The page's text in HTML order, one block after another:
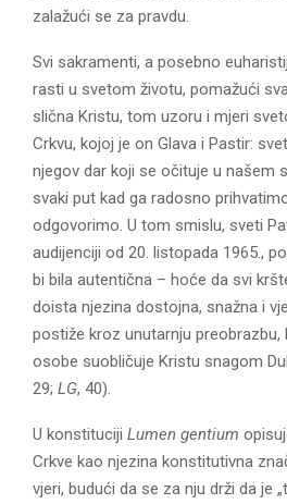
zalažući se za pravdu.
Svi sakramenti, a posebno
rasti u svetom životu, pomažući
slična Kristu, tom uzoru i mjeri
Crkvu, kojoj je on Glava i Pastir:
njegov dar koji se očituje u našem
svaki put kad ga radosno
odgovorimo. U tom smislu, sveti
audijenciji od 20. listopada 1965.,
bi bila autentična – hoće da svi
doista njezina dostojna, snažna i
postiže kroz unutarnju
osobe suobličuje Kristu snagom
29; LG, 40).
U konstituciji Lumen gentium
Crkve kao njezina konstitutivna
vjeri, budući da se za nju drži da je